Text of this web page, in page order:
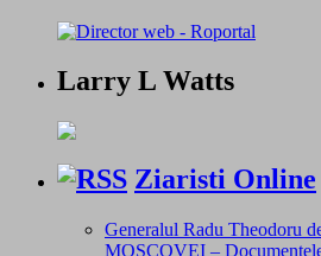
Larry L Watts
Ziaristi Online
Generalul Radu Theodoru
MOSCOVEI –